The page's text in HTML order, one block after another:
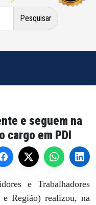
e seguem na
cargo em PDI
e Trabalhadores
Região) realizou, na